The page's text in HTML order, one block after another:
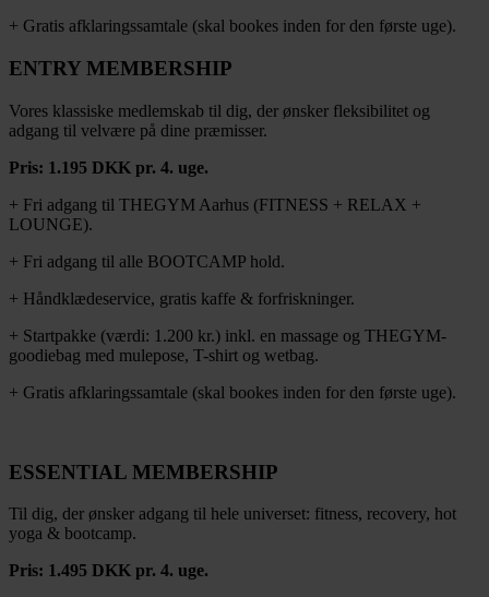
+ Gratis afklaringssamtale (skal bookes inden for den første uge).
ENTRY MEMBERSHIP
Vores klassiske medlemskab til dig, der ønsker fleksibilitet og
adgang til velvære på dine præmisser.
Pris: 1.195 DKK pr. 4. uge.
+ Fri adgang til THEGYM Aarhus (FITNESS + RELAX +
LOUNGE).
+ Fri adgang til alle BOOTCAMP hold.
+ Håndklædeservice, gratis kaffe & forfriskninger.
+ Startpakke (værdi: 1.200 kr.) inkl. en massage og THEGYM-
goodiebag med mulepose, T-shirt og wetbag.
+ Gratis afklaringssamtale (skal bookes inden for den første uge).
ESSENTIAL MEMBERSHIP
Til dig, der ønsker adgang til hele universet: fitness, recovery, hot
yoga & bootcamp.
Pris: 1.495 DKK pr. 4. uge.